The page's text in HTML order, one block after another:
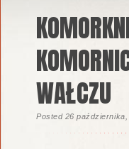
WAŁCZU
Posted 26 października,